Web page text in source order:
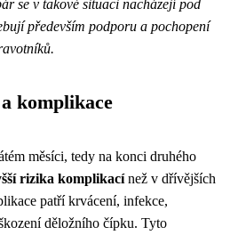
se v takové situaci nacházejí pod
především podporu a pochopení
komplikace
měsíci, tedy na konci druhého
rizika komplikacínež v dřívějších
patří krvácení, infekce,
děložního čípku. Tyto